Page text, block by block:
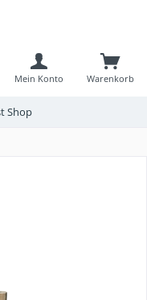
Warenkorb
Mein Konto
Shop